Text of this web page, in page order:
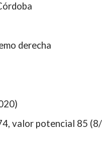
derecha
valor potencial 85